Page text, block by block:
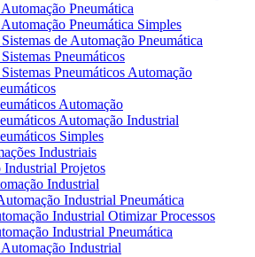
Pneumática
Pneumática Simples
de Automação Pneumática
Pneumáticos
Pneumáticos Automação
Automação
Automação Industrial
Simples
Industriais
Industrial Projetos
Industrial
Industrial Pneumática
Industrial Otimizar Processos
Industrial Pneumática
Industrial